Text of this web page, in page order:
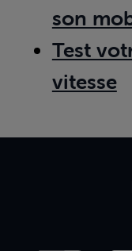
son
Test
vitesse